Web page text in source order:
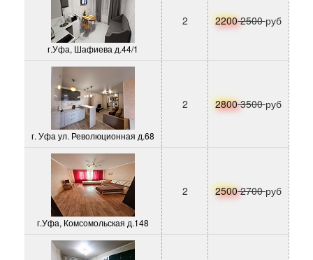
г.Уфа, Шафиева д.44/1
2 22002500руб
г. Уфа ул. Революционная д.68
2 28003500руб
г.Уфа, Комсомольская д.148
2 25002700руб